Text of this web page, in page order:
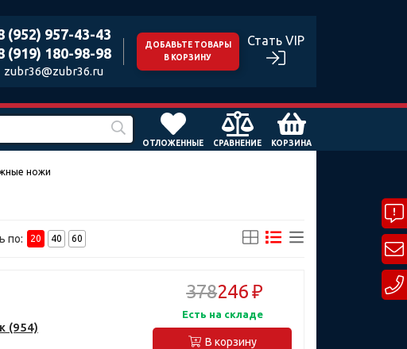
(952) 957-43-43
(919) 180-98-98
zubr36@zubr36.ru
ДОБАВЬТЕ ТОВАРЫ
В КОРЗИНУ
Стать VIP
ОТЛОЖЕННЫЕ СРАВНЕНИЕ КОРЗИНА
ножи
по: 20 40 60
(954)
378246 ₽
Есть на складе
В корзину